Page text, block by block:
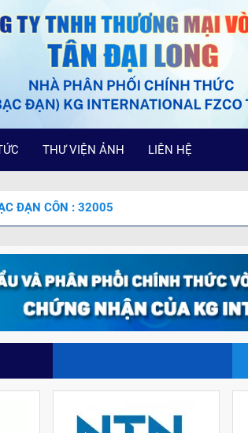
THƯ VIỆN ẢNH LIÊN HỆ
ĐẠN CÔN : 32005